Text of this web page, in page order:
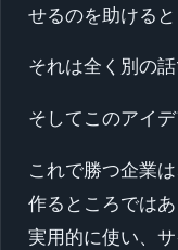
せるのを助けると
それは全く別の話
そしてこのアイ
これで勝つ企業
作るところでは
実用的に使い、